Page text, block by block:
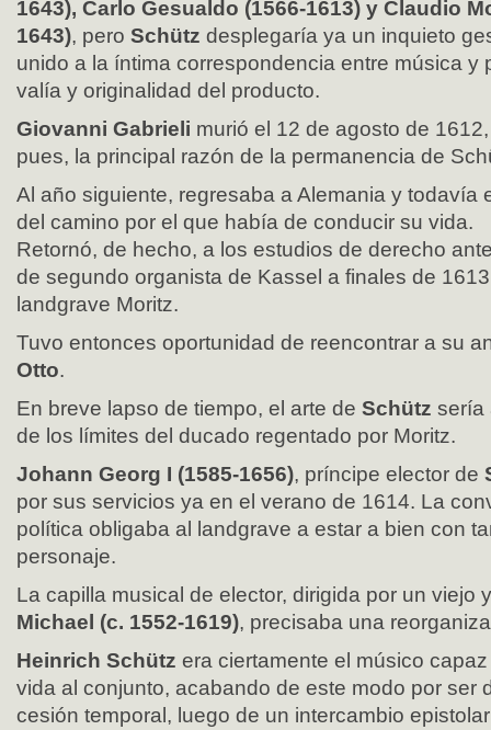
1643), Carlo Gesualdo (1566-1613) y Claudio
1643), pero Schütz desplegaría ya un inquieto
unido a la íntima correspondencia entre música y
valía y originalidad del producto.
Giovanni Gabrieli murió el 12 de agosto de
pues, la principal razón de la permanencia de
Al año siguiente, regresaba a Alemania y todavía
del camino por el que había de conducir su vida.
Retornó, de hecho, a los estudios de derecho
de segundo organista de Kassel a finales de
landgrave Moritz.
Tuvo entonces oportunidad de reencontrar a su
Otto.
En breve lapso de tiempo, el arte de Schütz sería
de los límites del ducado regentado por Moritz.
Johann Georg I (1585-1656), príncipe elector de
por sus servicios ya en el verano de 1614. La
política obligaba al landgrave a estar a bien con
personaje.
La capilla musical de elector, dirigida por un viejo
Michael (c. 1552-1619), precisaba una
Heinrich Schütz era ciertamente el músico
vida al conjunto, acabando de este modo por ser
cesión temporal, luego de un intercambio